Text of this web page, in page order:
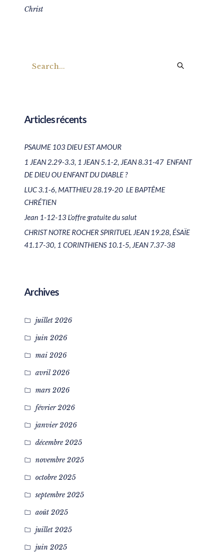
Christ
Articles récents
PSAUME 103 DIEU EST AMOUR
1 JEAN 2.29-3.3, 1 JEAN 5.1-2, JEAN 8.31-47 ENFANT
DE DIEU OU ENFANT DU DIABLE ?
LUC 3.1-6, MATTHIEU 28.19-20 LE BAPTÊME
CHRÉTIEN
Jean 1-12-13 L’offre gratuite du salut
CHRIST NOTRE ROCHER SPIRITUEL JEAN 19.28, ÉSAÏE
41.17-30, 1 CORINTHIENS 10.1-5, JEAN 7.37-38
Archives
juillet 2026
juin 2026
mai 2026
avril 2026
mars 2026
février 2026
janvier 2026
décembre 2025
novembre 2025
octobre 2025
septembre 2025
août 2025
juillet 2025
juin 2025